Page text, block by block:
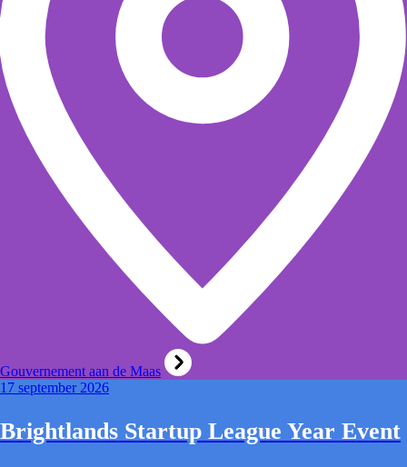
Gouvernement aan de Maas
17 september 2026
Brightlands Startup League Year Event